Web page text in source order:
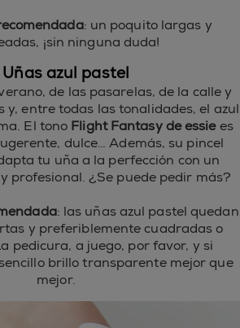
: un poquito largas y
¡sin ninguna duda!
Uñasazul pastel
de las pasarelas, de la calle y
y, entre todas las tonalidades, el azul
El tono Flight Fantasy de essiees
dulce… Además, su pincel
tu uña a la perfección con un
profesional. ¿Se puede pedir más?
: las uñas azul pastel quedan
y preferiblemente cuadradas o
pedicura, a juego, por favor, y si
brillo transparente mejor que
mejor.